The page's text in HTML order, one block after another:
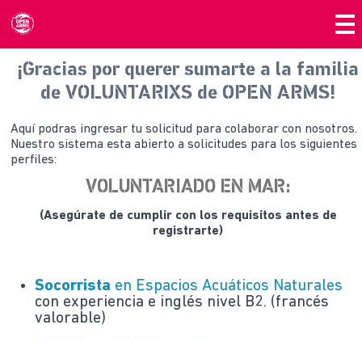
¡Gracias por querer sumarte a la familia
de VOLUNTARIXS de OPEN ARMS!
Aquí podras ingresar tu solicitud para colaborar con nosotros.
Nuestro sistema esta abierto a solicitudes para los siguientes
perfiles:
VOLUNTARIADO EN MAR:
(Asegúrate de cumplir con los requisitos antes de
registrarte)
Socorrista en Espacios Acuáticos Naturales
con experiencia e inglés nivel B2. (francés
valorable)